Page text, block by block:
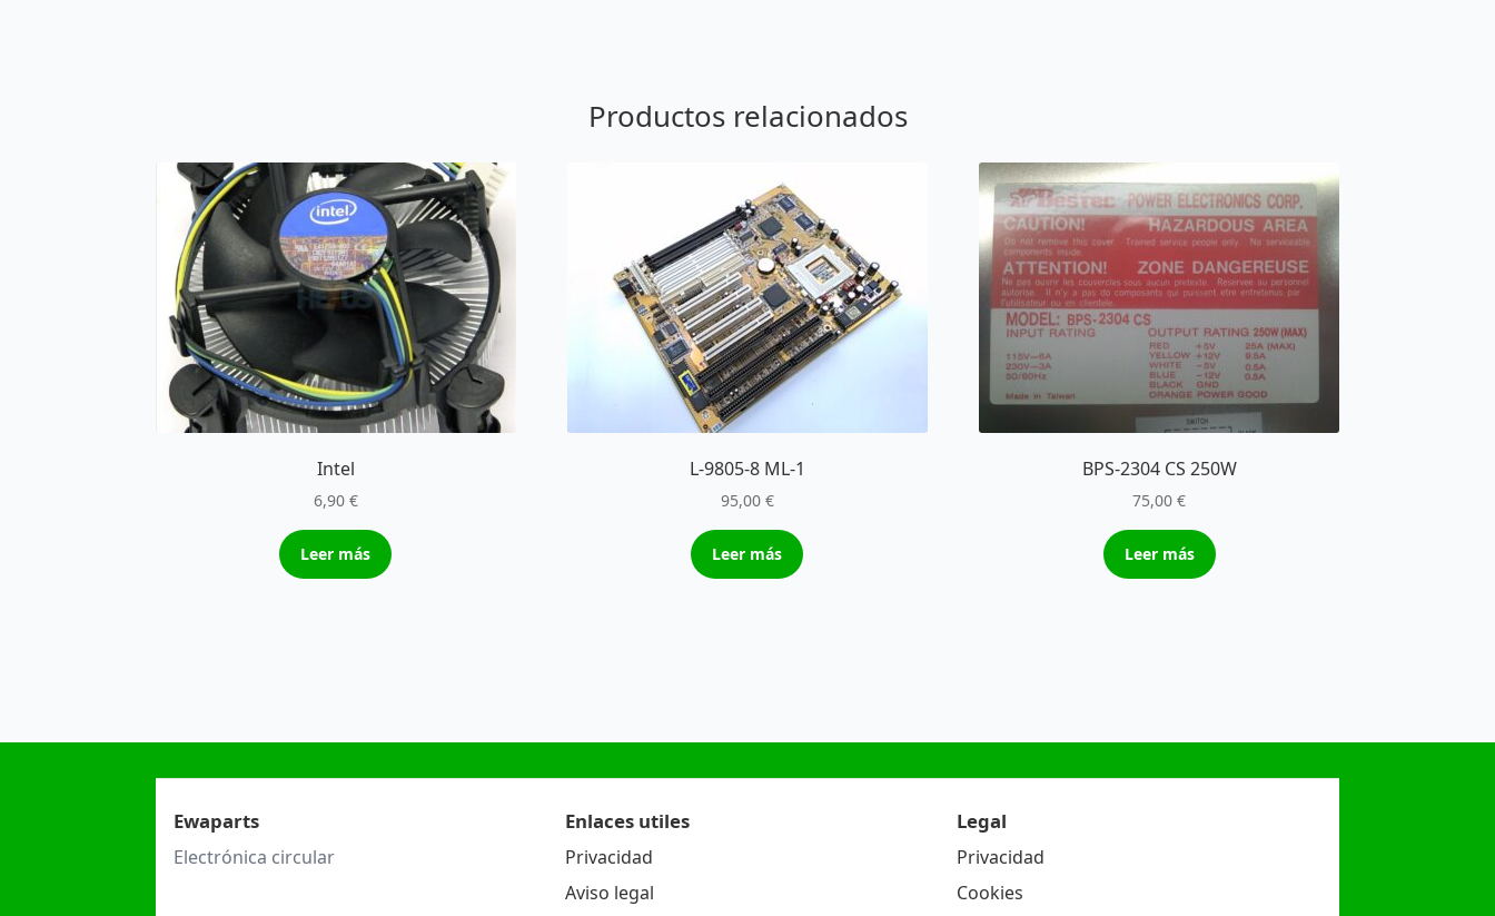
Productos relacionados
Intel
6,90 €
Leer más
L-9805-8 ML-1
95,00 €
Leer más
BPS-2304 CS 250W
75,00€
Leer más
Ewaparts
Electrónica circular
Enlaces utiles
Privacidad
Aviso legal
Legal
Privacidad
Cookies